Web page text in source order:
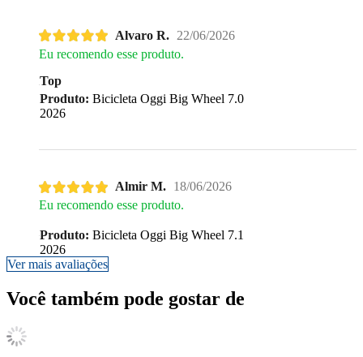
Alvaro R. 22/06/2026
Eu recomendo esse produto.
Top
Produto: Bicicleta Oggi Big Wheel 7.0
2026
Almir M. 18/06/2026
Eu recomendo esse produto.
Produto: Bicicleta Oggi Big Wheel 7.1
2026
Ver mais avaliações
Você também pode gostar de